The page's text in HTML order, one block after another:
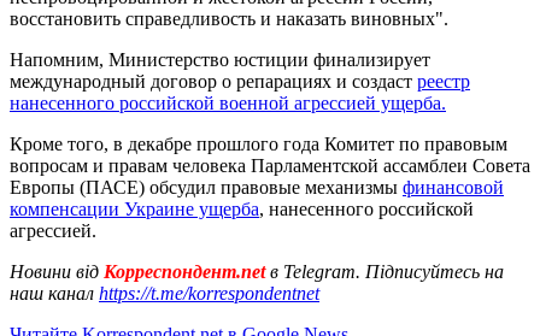
восстановить справедливость и наказать виновных".
Напомним, Министерство юстиции финализирует
международный договор о репарациях и создаст реестр
нанесенного российской военной агрессией ущерба.
Кроме того, в декабре прошлого года Комитет по правовым
вопросам и правам человека Парламентской ассамблеи Совета
Европы (ПАСЕ) обсудил правовые механизмы финансовой
компенсации Украине ущерба, нанесенного российской
агрессией.
Новини від Корреспондент.netв Telegram. Підписуйтесь на
наш канал https://t.me/korrespondentnet